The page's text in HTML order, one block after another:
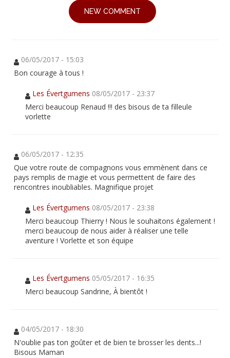
NEW COMMENT
06/05/2017 - 15:03
Bon courage à tous !
Les Évertgumens 08/05/2017 - 23:37
Merci beaucoup Renaud !!! des bisous de ta filleule
vorlette
06/05/2017 - 12:35
Que votre route de compagnons vous emmènent dans ce
pays remplis de magie et vous permettent de faire des
rencontres inoubliables. Magnifique projet
Les Évertgumens 08/05/2017 - 23:38
Merci beaucoup Thierry ! Nous le souhaitons également !
merci beaucoup de nous aider à réaliser une telle
aventure ! Vorlette et son équipe
Les Évertgumens 05/05/2017 - 16:35
Merci beaucoup Sandrine, À bientôt !
04/05/2017 - 18:30
N'oublie pas ton goûter et de bien te brosser les dents...!
Bisous Maman